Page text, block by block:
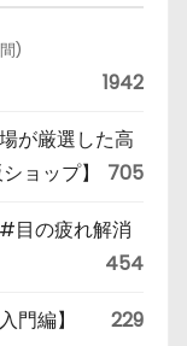
)
1942
が厳選した高
ョップ】
705
目の疲れ解消
454
門編】 229